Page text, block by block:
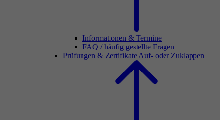
Informationen & Termine
FAQ / häufig gestellte Fragen
Prüfungen & Zertifikate Auf- oder Zuklappen